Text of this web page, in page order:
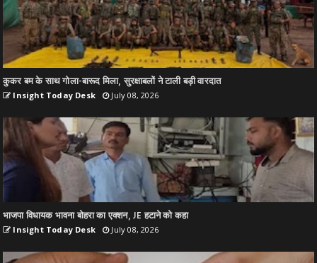
कुकर बम के साथ गोला-बारूद मिला, सुरक्षाबलों ने टाली बड़ी वारदात
Insight Today Desk July 08, 2026
भाजपा विधायक भावना बोहरा का एक्शन, JE हटाने को कहा
Insight Today Desk July 08, 2026